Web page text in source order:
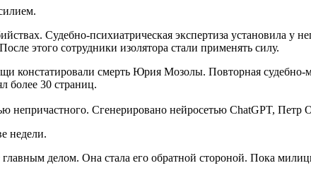
Судебно-психиатрическая экспертиза установила у
этого сотрудники изолятора стали применять силу.
констатировали смерть Юрия Мозолы. Повторная
более 30 страниц.
непричастного. Сгенерировано нейросетью ChatGPT, Петр
недели.
делом. Она стала его обратной стороной. Пока